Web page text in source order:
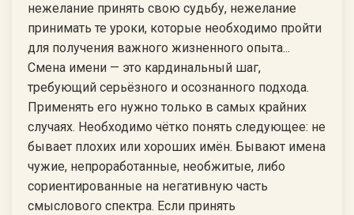
нежелание принять свою судьбу, нежелание
принимать те уроки, которые необходимо пройти
для получения важного жизненного опыта...
Смена имени — это кардинальный шаг,
требующий серьёзного и осознанного подхода.
Применять его нужно только в самых крайних
случаях. Необходимо чётко понять следующее: не
бывает плохих или хороших имён. Бывают имена
чужие, непроработанные, необжитые, либо
сориентированные на негативную часть
смыслового спектра. Если принять